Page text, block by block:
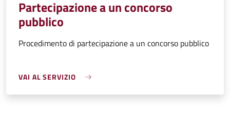
Partecipazione a un concorso
pubblico
Procedimento di partecipazione a un concorso pubblico
VAI AL SERVIZIO